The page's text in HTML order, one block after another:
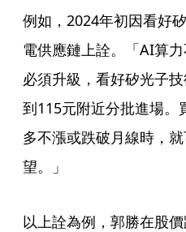
例如，2024年初因看好
電供應鏈上詮。「AI算
必須升級，看好矽光子
到115元附近分批進場。
多不漲或跌破月線時，
望。」
以上詮為例，郭勝在股